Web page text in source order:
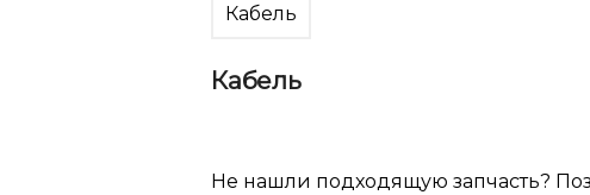
Кабель
Кабель
Не нашли подходящую запчасть?